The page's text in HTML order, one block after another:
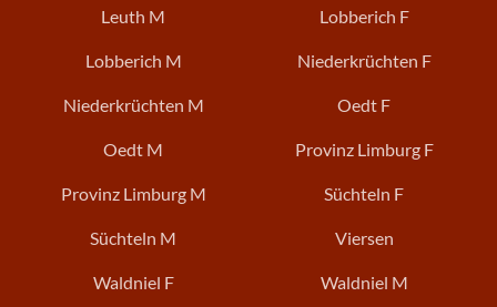
Leuth M Lobberich F
Lobberich M Niederkrüchten F
Niederkrüchten M Oedt F
Oedt M Provinz Limburg F
Provinz Limburg M Süchteln F
Süchteln M Viersen
Waldniel F Waldniel M